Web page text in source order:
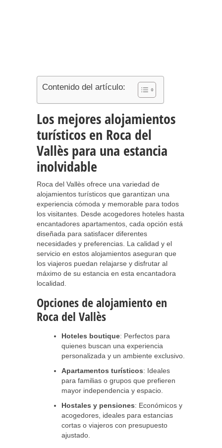
Contenido del artículo:
Los mejores alojamientos
turísticos en Roca del
Vallès para una estancia
inolvidable
Roca del Vallès ofrece una variedad de
alojamientos turísticos que garantizan una
experiencia cómoda y memorable para todos
los visitantes. Desde acogedores hoteles hasta
encantadores apartamentos, cada opción está
diseñada para satisfacer diferentes
necesidades y preferencias. La calidad y el
servicio en estos alojamientos aseguran que
los viajeros puedan relajarse y disfrutar al
máximo de su estancia en esta encantadora
localidad.
Opciones de alojamiento en
Roca del Vallès
Hoteles boutique: Perfectos para
quienes buscan una experiencia
personalizada y un ambiente exclusivo.
Apartamentos turísticos: Ideales
para familias o grupos que prefieren
mayor independencia y espacio.
Hostales y pensiones: Económicos y
acogedores, ideales para estancias
cortas o viajeros con presupuesto
ajustado.